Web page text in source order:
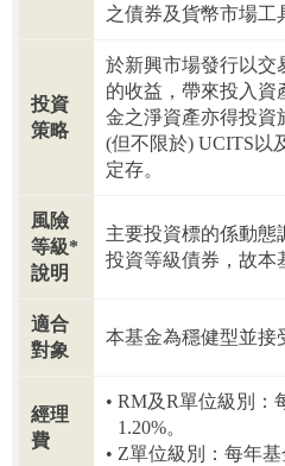
之債券及貨幣市場工
投資
策略
於新興市場發行以交
的收益，帶來投入資
金之淨資產亦得投資
(但不限於) UCITS以
定存。
風險
等級*
說明
主要投資標的係動態
投資等級債券，故本
適合
對象
本基金為穩健型並接
經理
費
RM及R單位級別：
1.20%。
Z單位級別：每年基